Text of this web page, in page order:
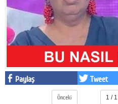
Reyting-tiraj
Teknoloji
Televizyon
Dünya
Paylaş Tweet
Önceki 1 /